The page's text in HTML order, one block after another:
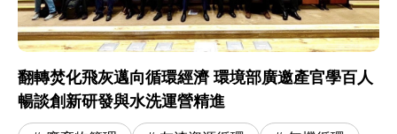
翻轉焚化飛灰邁向循環經濟 環境部廣邀產官學百人
暢談創新研發與水洗運營精進